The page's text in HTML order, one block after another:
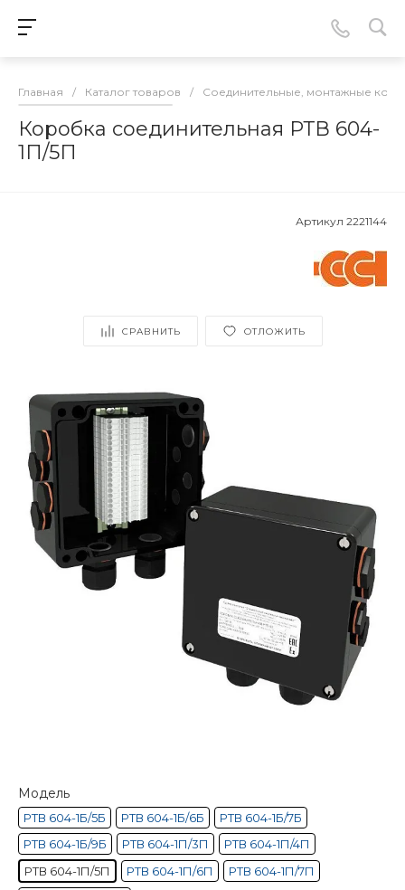
Главная / Каталог товаров / Соединительные, монтажные
Коробка соединительная РТВ 604-
1П/5П
Артикул 2221144
СРАВНИТЬ ОТЛОЖИТЬ
Модель
РТВ 604-1Б/5Б РТВ 604-1Б/6Б
РТВ 604-1Б/7Б
РТВ 604-1Б/9Б
РТВ 604-1П/3П
РТВ 604-1П/4П
РТВ 604-1П/5П
РТВ 604-1П/6П
РТВ 604-1П/7П